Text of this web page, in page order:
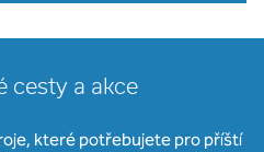
cesty a akce
které potřebujete pro příští